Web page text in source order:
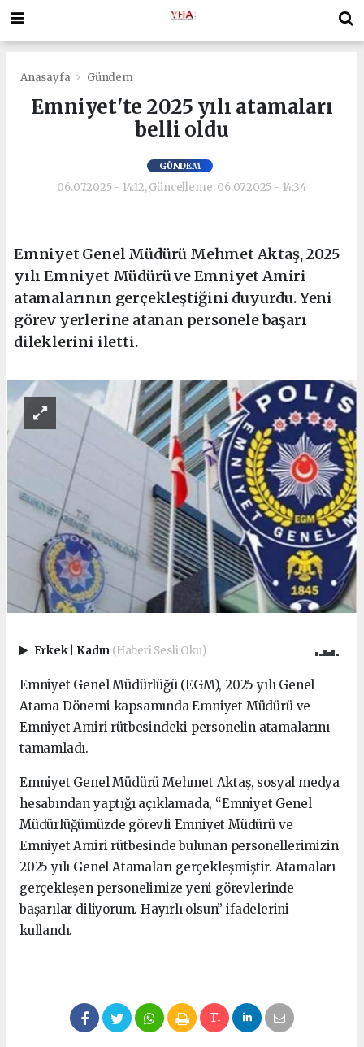
Anasayfa Gündem
Emniyet'te 2025 yılı atamaları
belli oldu
GÜNDEM
06.07.2025 - 14:12, Güncelleme: 06.07.2025 - 14:34
Emniyet Genel Müdürü Mehmet Aktaş, 2025
yılı Emniyet Müdürü ve Emniyet Amiri
atamalarının gerçekleştiğini duyurdu. Yeni
görev yerlerine atanan personele başarı
dileklerini iletti.
Erkek Kadın (Haberi Sesli Oku)
Emniyet Genel Müdürlüğü (EGM), 2025 yılı Genel
Atama Dönemi kapsamında Emniyet Müdürü ve
Emniyet Amiri rütbesindeki personelin atamalarını
tamamladı.
Emniyet Genel Müdürü Mehmet Aktaş, sosyal medya
hesabından yaptığı açıklamada, “Emniyet Genel
Müdürlüğümüzde görevli Emniyet Müdürü ve
Emniyet Amiri rütbesinde bulunan personellerimizin
2025 yılı Genel Atamaları gerçekleşmiştir. Atamaları
gerçekleşen personelimize yeni görevlerinde
başarılar diliyorum. Hayırlı olsun” ifadelerini
kullandı.